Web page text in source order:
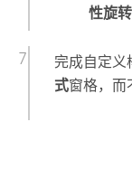
性旋转
完成自定义
式窗格，而